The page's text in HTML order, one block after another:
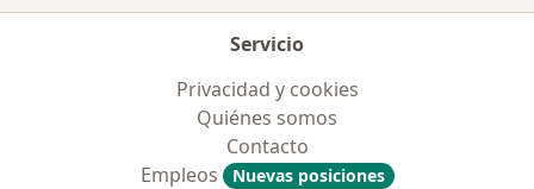
Servicio
Privacidad y cookies
Quiénes somos
Contacto
Empleos
Nuevas posiciones